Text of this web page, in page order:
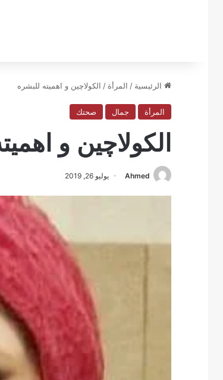
الرئيسية / المرأة / الكولاچين و اهميته للبشره
المرأة جمال صحتك
الكولاچين و
Ahmed يوليو 26, 2019